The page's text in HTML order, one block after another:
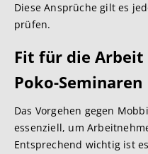
Diese Ansprüche gilt es
prüfen.
Fit für die
Poko-Seminaren
Das Vorgehen gegen
essenziell, um
Entsprechend wichtig ist